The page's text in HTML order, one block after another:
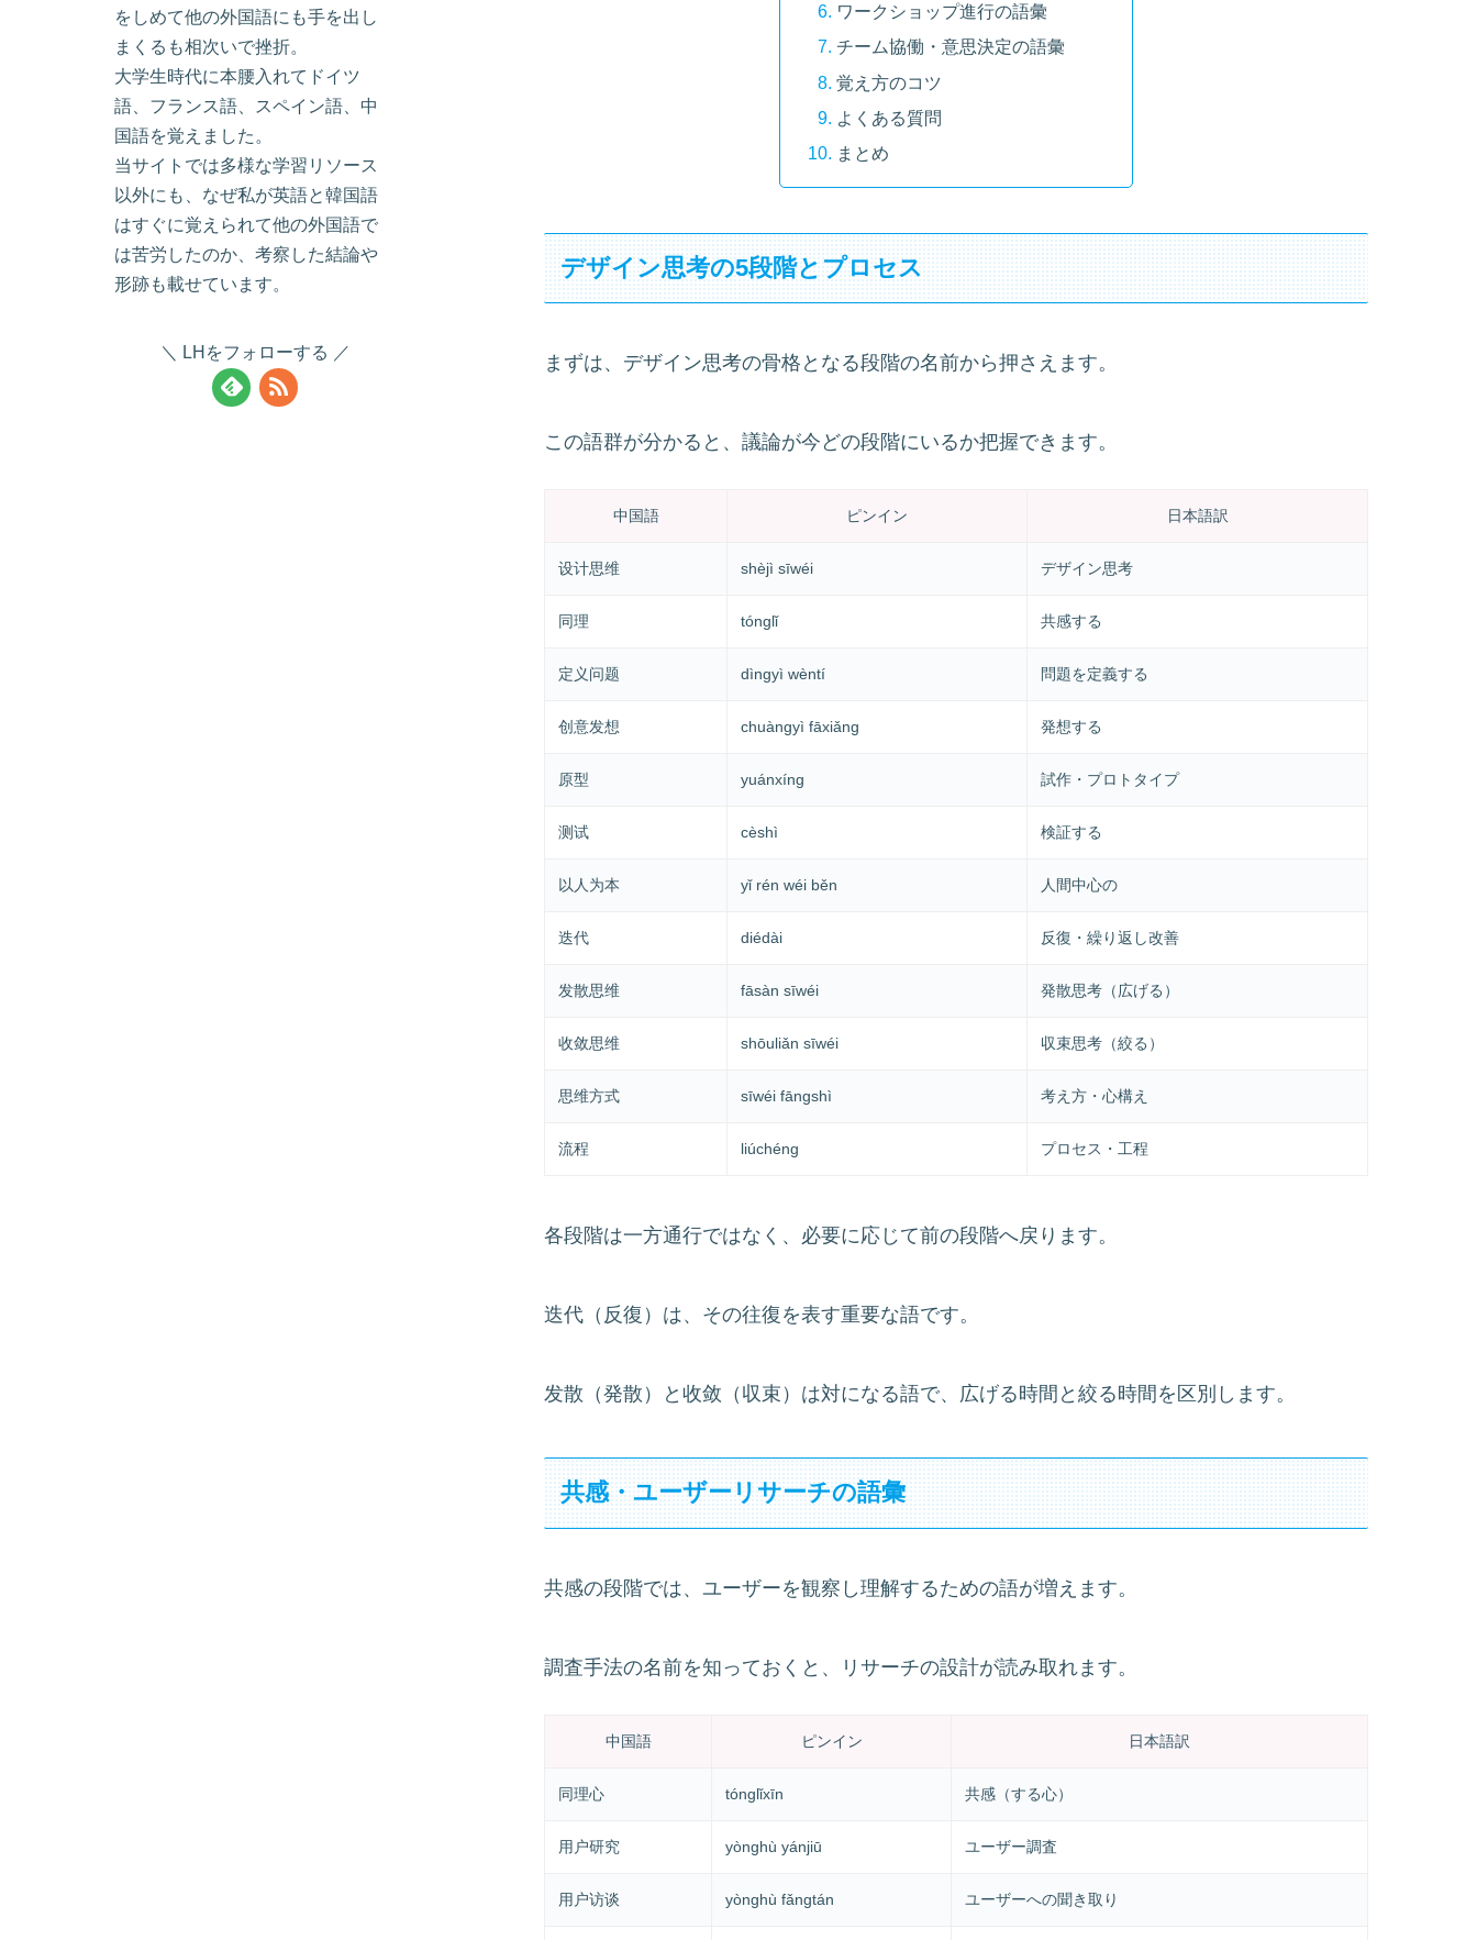
ワークショップ進行の語彙
チーム協働・意思決定の語彙
覚え方のコツ
よくある質問
まとめ
デザイン思考の5段階とプロセス
まずは、デザイン思考の骨格となる段階の名前から押さえます。
この語群が分かると、議論が今どの段階にいるか把握できます。
中国語 ピンイン 日本語訳
设计思维 shèjì sīwéi デザイン思考
同理 tónglǐ 共感する
定义问题 dìngyì wèntí 問題を定義する
创意发想 chuàngyì fāxiǎng 発想する
原型 yuánxíng 試作・プロトタイプ
测试 cèshì 検証する
以人为本 yǐ rén wéi běn 人間中心の
迭代 diédài 反復・繰り返し改善
发散思维 fāsàn sīwéi 発散思考（広げる）
收敛思维 shōuliǎn sīwéi 収束思考（絞る）
思维方式 sīwéi fāngshì 考え方・心構え
流程 liúchéng プロセス・工程
各段階は一方通行ではなく、必要に応じて前の段階へ戻ります。
迭代（反復）は、その往復を表す重要な語です。
发散（発散）と收敛（収束）は対になる語で、広げる時間と絞る時間を区別します。
共感・ユーザーリサーチの語彙
共感の段階では、ユーザーを観察し理解するための語が増えます。
調査手法の名前を知っておくと、リサーチの設計が読み取れます。
中国語 ピンイン 日本語訳
同理心 tónglǐxīn 共感（する心）
用户研究 yònghù yánjiū ユーザー調査
用户访谈 yònghù fǎngtán ユーザーへの聞き取り
をしめて他の外国語にも手を出し
まくるも相次いで挫折。
大学生時代に本腰入れてドイツ
語、フランス語、スペイン語、中
国語を覚えました。
当サイトでは多様な学習リソース
以外にも、なぜ私が英語と韓国語
はすぐに覚えられて他の外国語で
は苦労したのか、考察した結論や
形跡も載せています。
LHをフォローする